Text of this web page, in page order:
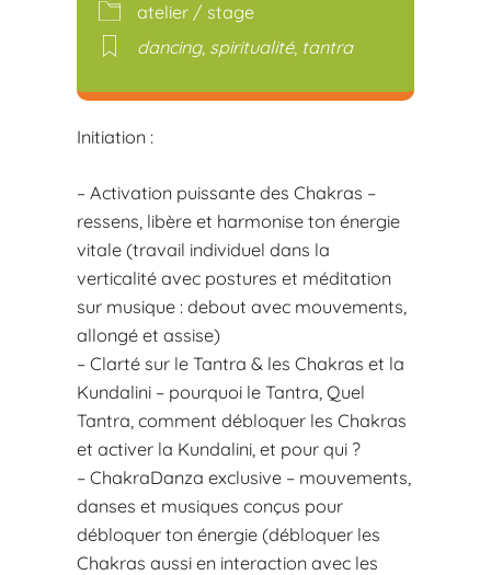
atelier / stage
dancing, spiritualité, tantra
Initiation :
– Activation puissante des Chakras –
ressens, libère et harmonise ton énergie
vitale (travail individuel dans la
verticalité avec postures et méditation
sur musique : debout avec mouvements,
allongé et assise)
– Clarté sur le Tantra & les Chakras et la
Kundalini – pourquoi le Tantra, Quel
Tantra, comment débloquer les Chakras
et activer la Kundalini, et pour qui ?
– ChakraDanza exclusive – mouvements,
danses et musiques conçus pour
débloquer ton énergie (débloquer les
Chakras aussi en interaction avec les